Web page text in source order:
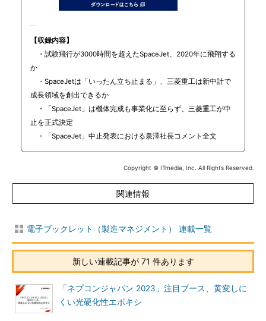
【収録内容】
・試験飛行が3000時間を超えたSpaceJet、2020年に飛翔する
か
・SpaceJetは「いったん立ち止まる」、三菱重工は新中計で
成長領域を創出できるか
・「SpaceJet」は機体完成も事業化に至らず、三菱重工が中
止を正式決定
・「SpaceJet」中止発表における泉澤社長コメント全文
Copyright © ITmedia, Inc. All Rights Reserved.
関連情報
電子ブックレット（製造マネジメント） 連載一覧
新しい連載記事が 71 件あります
「ネプコンジャパン 2023」注目ブース、黄変しに
くい光硬化性エポキシ